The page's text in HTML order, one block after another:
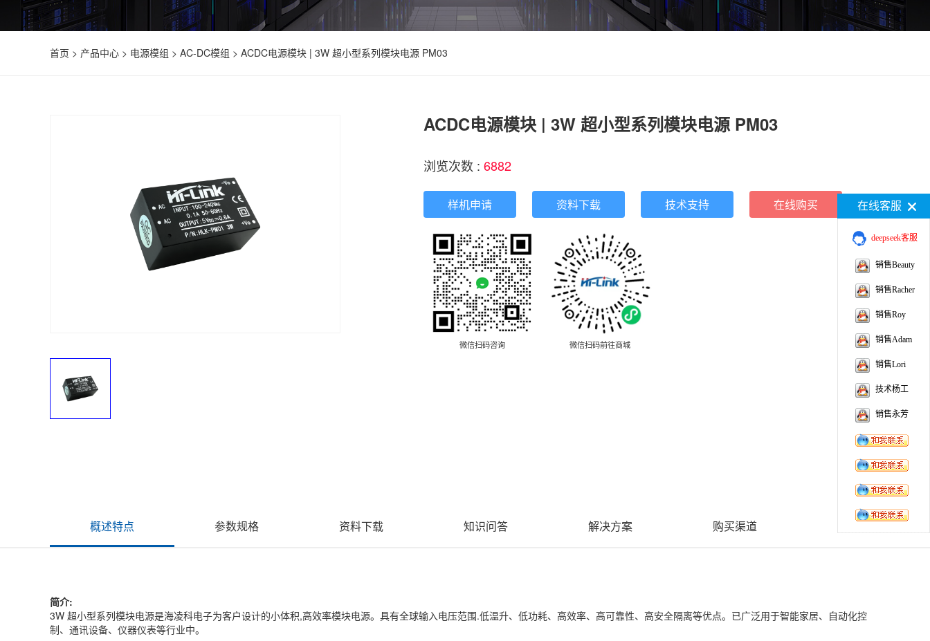
首页 > 产品中心 > 电源模组 > AC-DC模组 > ACDC电源模块 | 3W 超小型系列模块电源 PM03
ACDC电源模块 | 3W 超小型系列模块电源 PM03
浏览次数 : 6882
样机申请 资料下载 技术支持 在线购买
微信扫码咨询 微信扫码前往商城
概述特点 参数规格 资料下载 知识问答 解决方案 购买渠道
简介:
3W 超小型系列模块电源是海凌科电子为客户设计的小体积,高效率模块电源。具有全球输入电压范围.低温升、低功耗、高效率、高可靠性、高安全隔离等优点。已广泛用于智能家居、自动化控
制、通讯设备、仪器仪表等行业中。
在线客服
deepseek客服
销售Beauty
销售Racher
销售Roy
销售Adam
销售Lori
技术杨工
销售永芳